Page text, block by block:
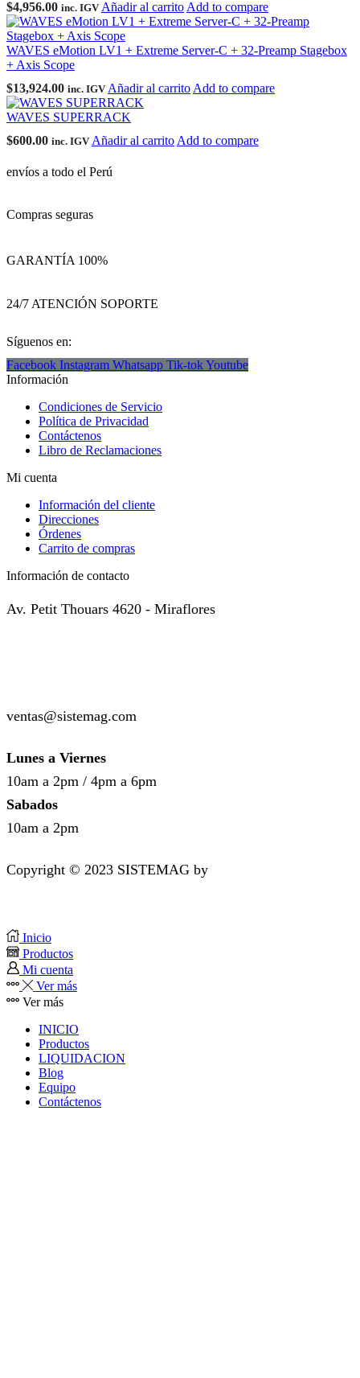
$4,956.00 inc. IGV Añadir al carrito Add to compare
WAVES eMotion LV1 + Extreme Server-C + 32-Preamp Stagebox
+ Axis Scope
$13,924.00 inc. IGV Añadir al carrito Add to compare
WAVES SUPERRACK
$600.00 inc. IGV Añadir al carrito Add to compare
envíos a todo el Perú
Compras seguras
GARANTÍA 100%
24/7 ATENCIÓN SOPORTE
Síguenos en:
Facebook Instagram Whatsapp Tik-tokYoutube
Información
Condiciones de Servicio
Política de Privacidad
Contáctenos
Libro de Reclamaciones
Mi cuenta
Información del cliente
Direcciones
Órdenes
Carrito de compras
Información de contacto
Av. Petit Thouars 4620 - Miraflores
ventas@sistemag.com
Lunes a Viernes
10am a 2pm / 4pm a 6pm
Sabados
10am a 2pm
Copyright © 2023 SISTEMAG by
Inicio
Productos
Mi cuenta
Ver más
Ver más
INICIO
Productos
LIQUIDACION
Blog
Equipo
Contáctenos